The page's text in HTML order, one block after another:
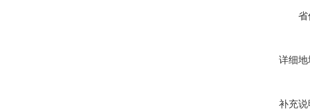
省
详细地
补充说